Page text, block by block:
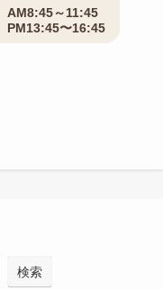
AM8:45～11:45
PM13:45〜16:45
検索